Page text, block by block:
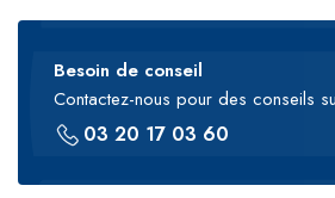
Besoin de conseil
Contactez-nous pour des conseils
03 20 17 03 60